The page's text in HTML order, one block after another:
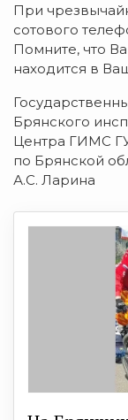
При
сотового
Помните, что
находится в
Брянского
Центра ГИМС
по Брянской
А.С. Ларина